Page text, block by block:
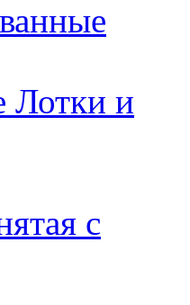
Лотки и
с